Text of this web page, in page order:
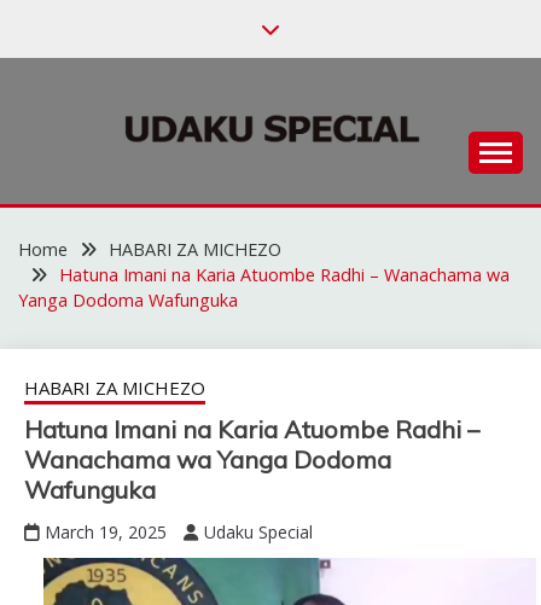
UDAKU SPECIAL
Home
HABARI ZA MICHEZO
Hatuna Imani na Karia Atuombe Radhi – Wanachama wa
Yanga Dodoma Wafunguka
HABARI ZA MICHEZO
Hatuna Imani na Karia Atuombe Radhi –
Wanachama wa Yanga Dodoma
Wafunguka
March 19, 2025 Udaku Special